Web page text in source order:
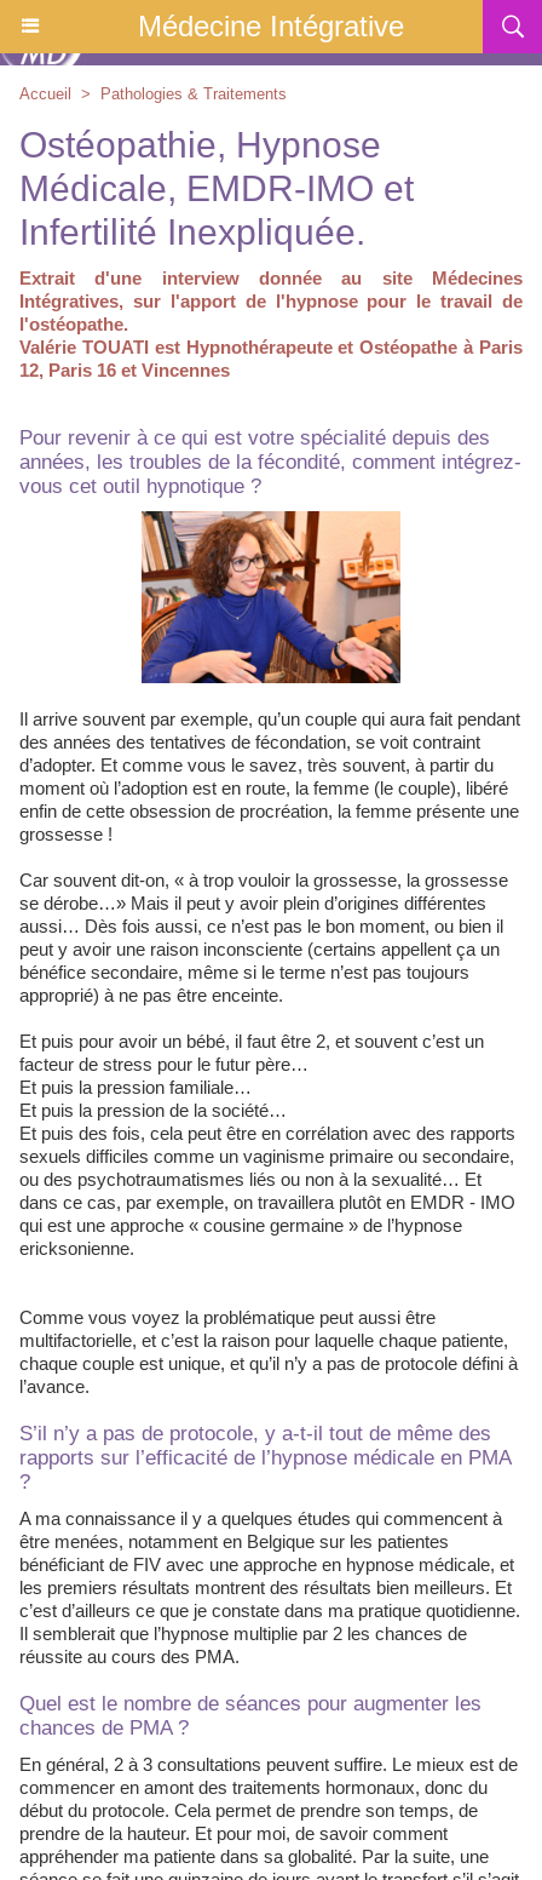
Médecine Intégrative
Accueil > Pathologies & Traitements
Ostéopathie, Hypnose
Médicale, EMDR-IMO et
Infertilité Inexpliquée.
Extrait d'une interview donnée au site Médecines
Intégratives, sur l'apport de l'hypnose pour le travail de
l'ostéopathe.
Valérie TOUATI est Hypnothérapeute et Ostéopathe à Paris
12, Paris 16 et Vincennes
Pour revenir à ce qui est votre spécialité depuis des
années, les troubles de la fécondité, comment intégrez-
vous cet outil hypnotique ?
Il arrive souvent par exemple, qu’un couple qui aura fait pendant
des années des tentatives de fécondation, se voit contraint
d’adopter. Et comme vous le savez, très souvent, à partir du
moment où l’adoption est en route, la femme (le couple), libéré
enfin de cette obsession de procréation, la femme présente une
grossesse !
Car souvent dit-on, « à trop vouloir la grossesse, la grossesse
se dérobe…» Mais il peut y avoir plein d’origines différentes
aussi… Dès fois aussi, ce n’est pas le bon moment, ou bien il
peut y avoir une raison inconsciente (certains appellent ça un
bénéfice secondaire, même si le terme n’est pas toujours
approprié) à ne pas être enceinte.
Et puis pour avoir un bébé, il faut être 2, et souvent c’est un
facteur de stress pour le futur père…
Et puis la pression familiale…
Et puis la pression de la société…
Et puis des fois, cela peut être en corrélation avec des rapports
sexuels difficiles comme un vaginisme primaire ou secondaire,
ou des psychotraumatismes liés ou non à la sexualité… Et
dans ce cas, par exemple, on travaillera plutôt en EMDR - IMO
qui est une approche « cousine germaine » de l’hypnose
ericksonienne.
Comme vous voyez la problématique peut aussi être
multifactorielle, et c’est la raison pour laquelle chaque patiente,
chaque couple est unique, et qu’il n’y a pas de protocole défini à
l’avance.
S’il n’y a pas de protocole, y a-t-il tout de même des
rapports sur l’efficacité de l’hypnose médicale en PMA
?
A ma connaissance il y a quelques études qui commencent à
être menées, notamment en Belgique sur les patientes
bénéficiant de FIV avec une approche en hypnose médicale, et
les premiers résultats montrent des résultats bien meilleurs. Et
c’est d’ailleurs ce que je constate dans ma pratique quotidienne.
Il semblerait que l’hypnose multiplie par 2 les chances de
réussite au cours des PMA.
Quel est le nombre de séances pour augmenter les
chances de PMA ?
En général, 2 à 3 consultations peuvent suffire. Le mieux est de
commencer en amont des traitements hormonaux, donc du
début du protocole. Cela permet de prendre son temps, de
prendre de la hauteur. Et pour moi, de savoir comment
appréhender ma patiente dans sa globalité. Par la suite, une